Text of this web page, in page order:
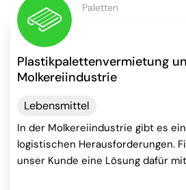
Plastikpalettenvermietung
Molkereiindustrie
Paletten
Lebensmittel
In der Molkereiindustrie gibt es
logistischen Herausforderungen.
unser Kunde eine Lösung dafür